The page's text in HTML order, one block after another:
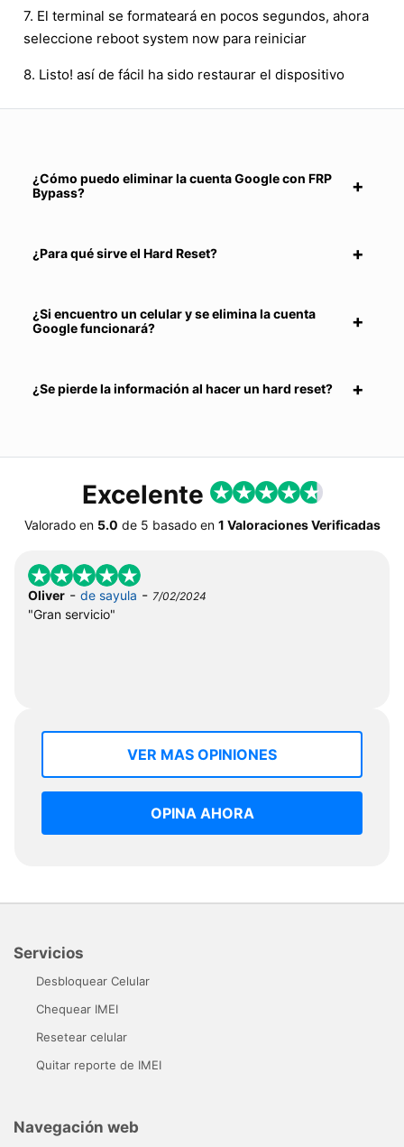
7. El terminal se formateará en pocos segundos, ahora
seleccione reboot system now para reiniciar
8. Listo! así de fácil ha sido restaurar el dispositivo
¿Cómo puedo eliminar la cuenta Google con FRP
Bypass?
¿Para qué sirve el Hard Reset?
¿Si encuentro un celular y se elimina la cuenta
Google funcionará?
¿Se pierde la información al hacer un hard reset?
Excelente
Valorado en 5.0 de 5 basado en 1 Valoraciones Verificadas
Oliver - de sayula - 7/02/2024
"Gran servicio"
VER MAS OPINIONES
OPINA AHORA
Servicios
Desbloquear Celular
Chequear IMEI
Resetear celular
Quitar reporte de IMEI
Navegación web